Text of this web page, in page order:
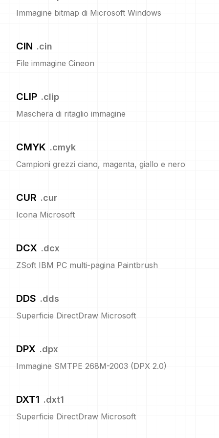
Immagine bitmap di Microsoft Windows
CIN .cin
File immagine Cineon
CLIP .clip
Maschera di ritaglio immagine
CMYK .cmyk
Campioni grezzi ciano, magenta, giallo e nero
CUR .cur
Icona Microsoft
DCX .dcx
ZSoft IBM PC multi-pagina Paintbrush
DDS .dds
Superficie DirectDraw Microsoft
DPX .dpx
Immagine SMTPE 268M-2003 (DPX 2.0)
DXT1 .dxt1
Superficie DirectDraw Microsoft